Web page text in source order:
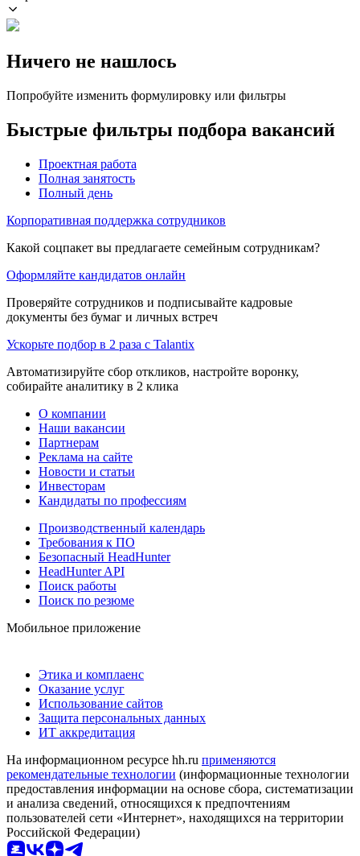
Ничего не нашлось
Попробуйте изменить формулировку или фильтры
Быстрые фильтры подбора вакансий
Проектная работа
Полная занятость
Полный день
Корпоративная поддержка сотрудников
Какой соцпакет вы предлагаете семейным сотрудникам?
Оформляйте кандидатов онлайн
Проверяйте сотрудников и подписывайте кадровые
документы без бумаг и личных встреч
Ускорьте подбор в 2 раза с Talantix
Автоматизируйте сбор откликов, настройте воронку,
собирайте аналитику в 2 клика
О компании
Наши вакансии
Партнерам
Реклама на сайте
Новости и статьи
Инвесторам
Кандидаты по профессиям
Производственный календарь
Требования к ПО
Безопасный HeadHunter
HeadHunter API
Поиск работы
Поиск по резюме
Мобильное приложение
Этика и комплаенс
Оказание услуг
Использование сайтов
Защита персональных данных
ИТ аккредитация
На информационном ресурсе hh.ru применяются
рекомендательные технологии (информационные технологии
предоставления информации на основе сбора, систематизации
и анализа сведений, относящихся к предпочтениям
пользователей сети «Интернет», находящихся на территории
Российской Федерации)